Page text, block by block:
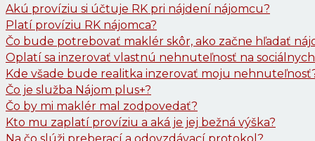
Akú províziu si účtuje RK pri nájdení nájomcu?
Platí províziu RK nájomca?
Čo bude potrebovať maklér skôr, ako začne hľadať
Oplatí sa inzerovať vlastnú nehnuteľnosť na
Kde všade bude realitka inzerovať moju
Čo je služba Nájom plus+?
Čo by mi maklér mal zodpovedať?
Kto mu zaplatí províziu a aká je jej bežná výška?
Na čo slúži preberací a odovzdávací protokol?